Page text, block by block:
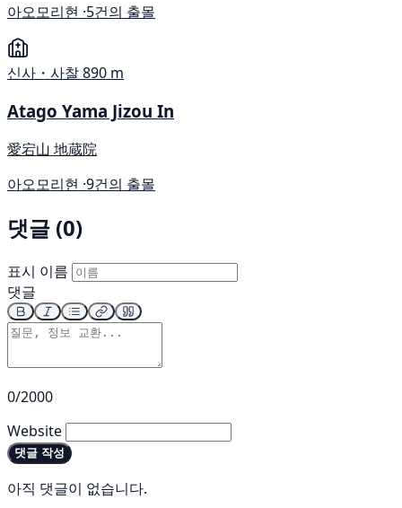
아오모리현 ·5건의 출몰
신사・사찰890 m
Atago Yama Jizou In
愛宕山 地蔵院
아오모리현 ·9건의 출몰
댓글 (0)
표시 이름
댓글
0/2000
Website
댓글 작성
아직 댓글이 없습니다.